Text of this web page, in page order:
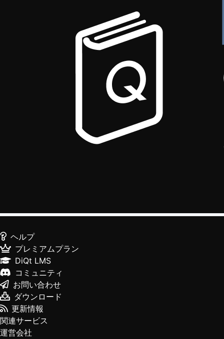
ヘルプ
プレミアムプラン
DiQt LMS
コミュニティ
お問い合わせ
ダウンロード
更新情報
関連サービス
運営会社